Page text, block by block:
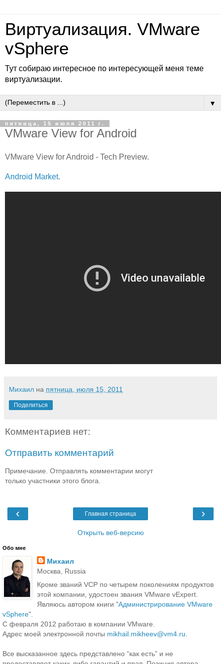
Виртуализация. VMware
vSphere
Тут собираю интересное по интересующей меня теме
виртуализации.
▼
пятница, 15 июля 2011 г.
VMware View for Android
VMware View for Android - Tech Preview.
Android Market.
Михаил на пятница, июля 15, 2011
Поделиться
Комментариев нет:
Отправить комментарий
Примечание. Отправлять комментарии могут
только участники этого блога.
‹ ›
Главная страница
Открыть веб-версию
Обо мне
Михаил
Москва, Russia
Кроме званий VCP по четырем поколениям продуктов
этой компании, удостоен звания VMware vExpert.
Являюсь автором книги "Администрирование VMware
vSphere".
С февраля 2012 работаю в компании VMware.
Адрес моей электронной почты mikhail.mikheev@vm4.ru.
Все высказанное здесь представлено “как есть” и не